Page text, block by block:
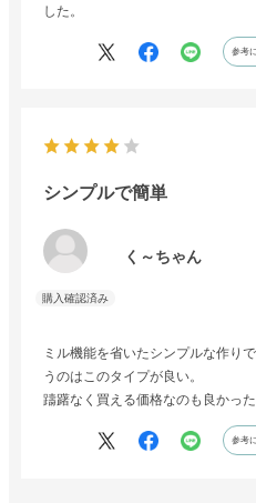
した。
参考
シンプルで簡単
く～ちゃん
ミル機能を省いたシンプルな作り
うのはこのタイプが良い。
躊躇なく買える価格なのも良かった
参考